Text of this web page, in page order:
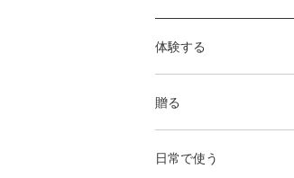
体験する
贈る
日常で使う